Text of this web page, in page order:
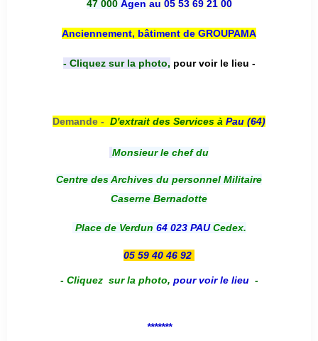
47 000 Agen au 05 53 69 21 00
Anciennement, bâtiment de GROUPAMA
- Cliquez sur la photo, pour voir le lieu -
Demande - D'extrait des Services à Pau (64)
Monsieur le chef du
Centre des Archives du personnel Militaire
Caserne Bernadotte
Place de Verdun 64 023 PAUCedex.
05 59 40 46 92
- Cliquez sur la photo, pour voir le lieu -
*******